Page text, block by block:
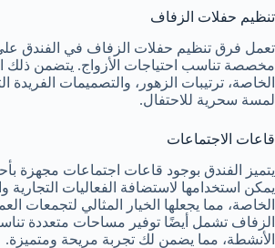
تنظيم حفلات الزفاف
تعمل فرق تنظيم حفلات الزفاف في الفندق
مخصصة تناسب احتياجات الأزواج. يتضمن ذلك
الخاصة، ترتيبات الزهور، والتصميمات الفريدة
لمسة سحرية للاحتفال.
قاعات الاجتماعات
يتميز الفندق بوجود قاعات اجتماعات مجهزة
يمكن استخدامها لاستضافة الفعاليات التجارية
الخاصة، مما يجعلها الخيار المثالي لتجمعات
الزفاف تشمل أيضًا توفير مساحات متعددة
الأنشطة، مما يضمن لك تجربة مريحة ومتميزة.